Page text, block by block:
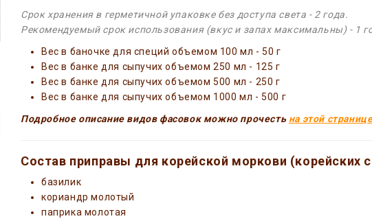
Срок хранения в герметичной упаковке без доступа света - 2 года.
Рекомендуемый срок использования (вкус и запах максимальны) - 1
Вес в баночке для специй объемом 100 мл - 50 г
Вес в банке для сыпучих объемом 250 мл - 125 г
Вес в банке для сыпучих объемом 500 мл - 250 г
Вес в банке для сыпучих объемом 1000 мл - 500 г
Подробное описание видов фасовок можно прочесть на этой
Состав приправы для корейской моркови (корейских
базилик
кориандр молотый
паприка молотая